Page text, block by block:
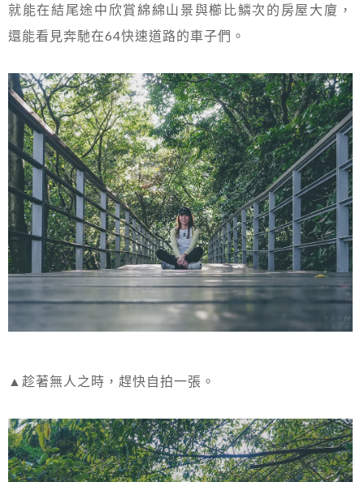
就能在結尾途中欣賞綿綿山景與櫛比鱗次的房屋大廈，
還能看見奔馳在64快速道路的車子們。
▲趁著無人之時，趕快自拍一張。